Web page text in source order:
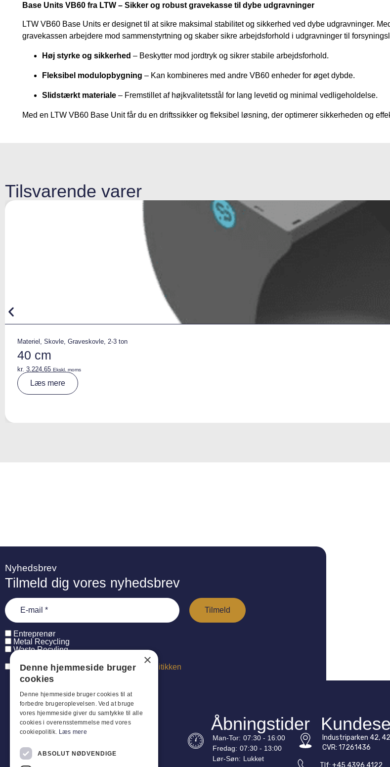
Base Units VB60 fra LTW – Sikker og robust gravekasse til dybe udgravninger
LTW VB60 Base Units er designet til at sikre maksimal stabilitet og sikkerhed ved dybe udgravninger.
gravekassen arbejdere mod sammenstyrtning og skaber sikre arbejdsforhold i udgravninger til
Høj styrke og sikkerhed – Beskytter mod jordtryk og sikrer stabile arbejdsforhold.
Fleksibel modulopbygning – Kan kombineres med andre VB60 enheder for øget dybde.
Slidstærkt materiale – Fremstillet af højkvalitetsstål for lang levetid og minimal vedligeholdelse.
Med en LTW VB60 Base Unit får du en driftssikker og fleksibel løsning, der optimerer sikkerheden og
Tilsvarende varer
Materiel , Skovle, Graveskovle, 2-3 ton
40 cm
kr. 3.224,65 Ekskl. moms
Læs mere
Nyhedsbrev
Tilmeld dig vores nyhedsbrev
Entreprenør
Metal Recycling
Waste Recyling
Jeg har læst og acceptererpersondatapolitikken
Åbningstider
Man-Tor: 07:30 - 16:00
Fredag: 07:30 - 13:00
Lør-Søn: Lukket
Industriparken 42,
CVR: 17261436
×
Denne hjemmeside bruger
cookies
Denne hjemmeside bruger cookies til at
forbedre brugeroplevelsen. Ved at bruge
vores hjemmeside giver du samtykke til alle
cookies i overensstemmelse med vores
cookiepolitik. Læs mere
ABSOLUT NØDVENDIGE